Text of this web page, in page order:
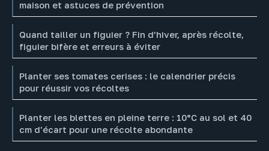
maison et astuces de prévention
Quand tailler un figuier ? Fin d’hiver, après récolte,
figuier bifère et erreurs à éviter
Planter ses tomates cerises : le calendrier précis
pour réussir vos récoltes
Planter les blettes en pleine terre : 10°C au sol et 40
cm d'écart pour une récolte abondante